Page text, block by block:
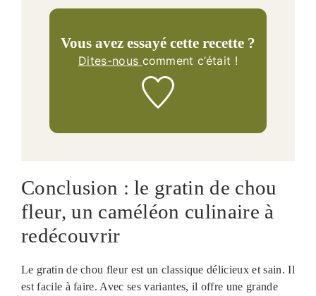
Vous avez essayé cette recette ?
Dites-nous comment c’était !
Conclusion : le gratin de chou
fleur, un caméléon culinaire à
redécouvrir
Le gratin de chou fleur est un classique délicieux et sain. Il
est facile à faire. Avec ses variantes, il offre une grande